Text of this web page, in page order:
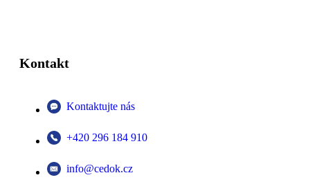
Kontakt
Kontaktujte nás
+420 296 184 910
info@cedok.cz